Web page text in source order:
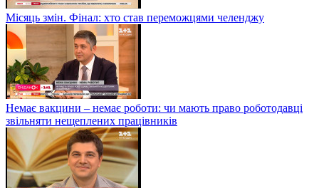
Місяць змін. Фінал: хто став переможцями челенджу
Немає вакцини – немає роботи: чи мають право роботодавці
звільняти нещеплених працівників